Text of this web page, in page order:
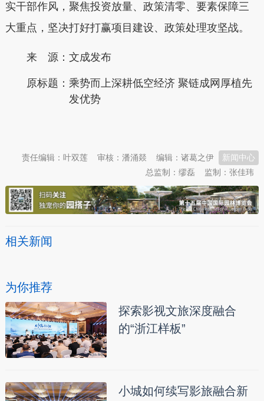
实干部作风，聚焦投资放量、政策清零、要素保障三
大重点，坚决打好打赢项目建设、政策处理攻坚战。
来 源：文成发布
原标题： 乘势而上深耕低空经济 聚链成网厚植先
发优势
新闻中心
编辑：诸葛之伊
审核：潘涌燚
责任编辑：叶双莲
监制：张佳玮
总监制：缪磊
相关新闻
为你推荐
探索影视文旅深度融合
的“浙江样板”
小城如何续写影旅融合新